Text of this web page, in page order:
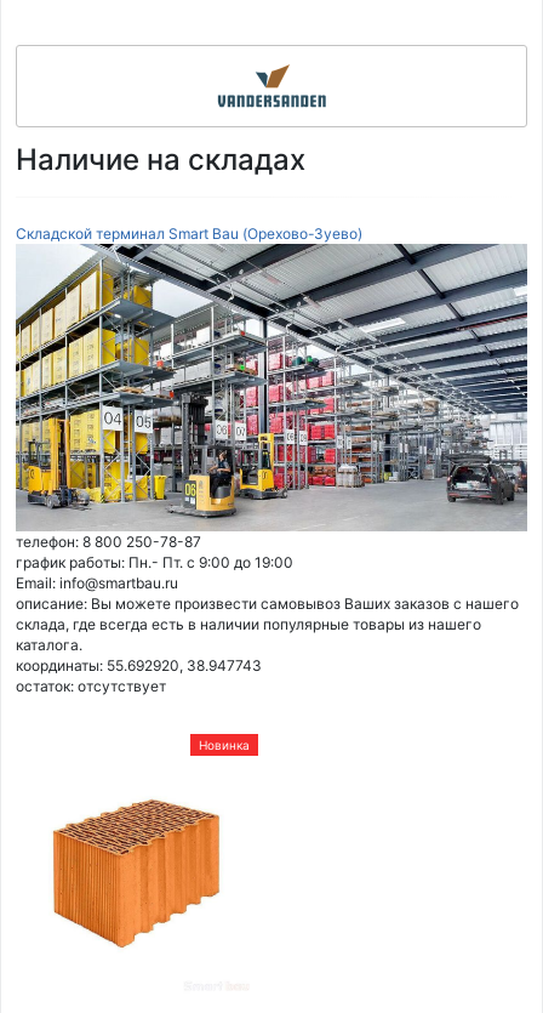
Наличие на складах
Складской терминал Smart Bau (Орехово-Зуево)
телефон: 8 800 250-78-87
график работы: Пн.- Пт. с 9:00 до 19:00
Email: info@smartbau.ru
описание: Вы можете произвести самовывоз Ваших заказов с нашего
склада, где всегда есть в наличии популярные товары из нашего
каталога.
координаты: 55.692920, 38.947743
остаток: отсутствует
Новинка